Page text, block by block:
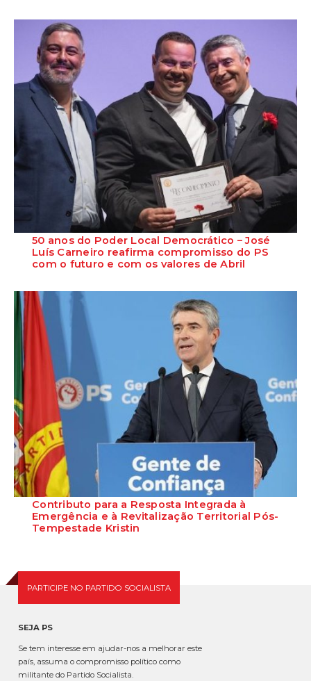
assegurar a continuidade do f...
50 anos do Poder Local Democrático – José
Luís Carneiro reafirma compromisso do PS
com o futuro e com os valores de Abril
PS com o futuro das novas gera...
Contributo para a Resposta Integrada à
Emergência e à Revitalização Territorial Pós-
Tempestade Kristin
PARTICIPE NO PARTIDO SOCIALISTA
SEJA PS
Se tem interesse em ajudar-nos a melhorar este
país, assuma o compromisso político como
militante do Partido Socialista.